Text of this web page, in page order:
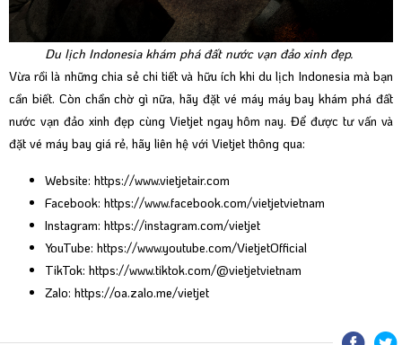
Du lịch Indonesia khám phá đất nước vạn đảo xinh đẹp.
Vừa rồi là những chia sẻ chi tiết và hữu ích khi du lịch Indonesia mà bạn
cần biết. Còn chần chờ gì nữa, hãy đặt vé máy máy bay khám phá đất
nước vạn đảo xinh đẹp cùng Vietjet ngay hôm nay. Để được tư vấn và
đặt vé máy bay giá rẻ, hãy liên hệ với Vietjet thông qua:
Website: https://www.vietjetair.com
Facebook: https://www.facebook.com/vietjetvietnam
Instagram: https://instagram.com/vietjet
YouTube: https://www.youtube.com/VietjetOfficial
TikTok: https://www.tiktok.com/@vietjetvietnam
Zalo: https://oa.zalo.me/vietjet